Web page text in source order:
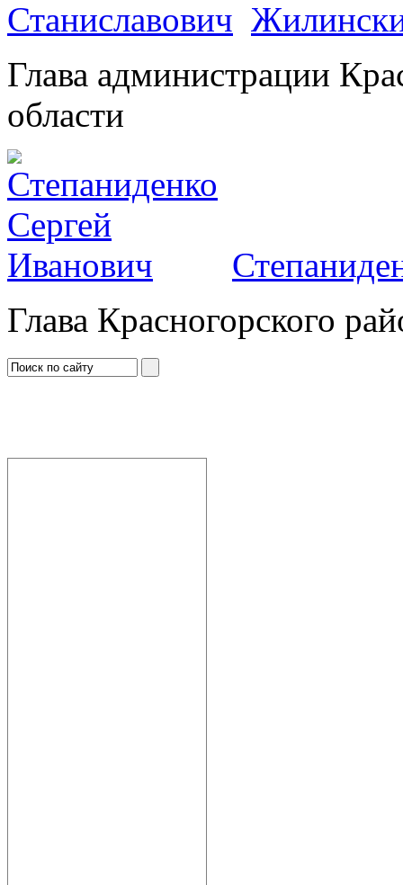
Глава администрации
области
Глава Красногорского